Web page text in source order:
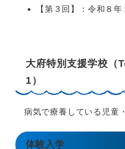
【第３回】：令和８
大府特別支援学校（
1）
病気で療養している児童
体験入学